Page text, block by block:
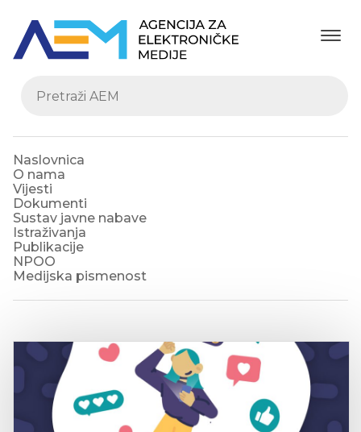
Naslovnica
O nama
Vijesti
Dokumenti
Sustav javne nabave
Istraživanja
Publikacije
NPOO
Medijska pismenost